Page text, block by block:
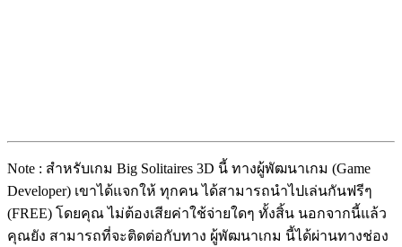
Note : สำหรับเกม Big Solitaires 3D นี้ ทางผู้พัฒนาเกม (Game
Developer) เขาได้แจกให้ ทุกคน ได้สามารถนำไปเล่นกันฟรีๆ
(FREE) โดยคุณ ไม่ต้องเสียค่าใช้จ่ายใดๆ ทั้งสิ้น นอกจากนี้แล้ว
คุณยัง สามารถที่จะติดต่อกับทาง ผู้พัฒนาเกม นี้ได้ผ่านทางช่อง